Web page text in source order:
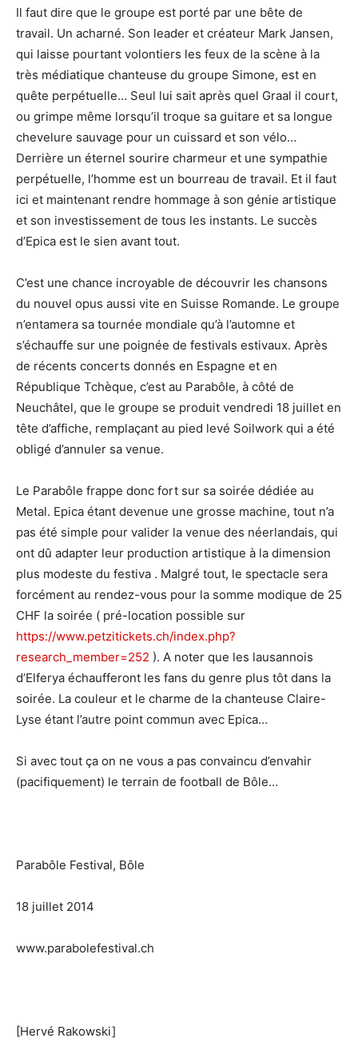
Il faut dire que le groupe est porté par une bête de
travail. Un acharné. Son leader et créateur Mark Jansen,
qui laisse pourtant volontiers les feux de la scène à la
très médiatique chanteuse du groupe Simone, est en
quête perpétuelle… Seul lui sait après quel Graal il court,
ou grimpe même lorsqu’il troque sa guitare et sa longue
chevelure sauvage pour un cuissard et son vélo…
Derrière un éternel sourire charmeur et une sympathie
perpétuelle, l’homme est un bourreau de travail. Et il faut
ici et maintenant rendre hommage à son génie artistique
et son investissement de tous les instants. Le succès
d’Epica est le sien avant tout.
C’est une chance incroyable de découvrir les chansons
du nouvel opus aussi vite en Suisse Romande. Le groupe
n’entamera sa tournée mondiale qu’à l’automne et
s’échauffe sur une poignée de festivals estivaux. Après
de récents concerts donnés en Espagne et en
République Tchèque, c’est au Parabôle, à côté de
Neuchâtel, que le groupe se produit vendredi 18 juillet en
tête d’affiche, remplaçant au pied levé Soilwork qui a été
obligé d’annuler sa venue.
Le Parabôle frappe donc fort sur sa soirée dédiée au
Metal. Epica étant devenue une grosse machine, tout n’a
pas été simple pour valider la venue des néerlandais, qui
ont dû adapter leur production artistique à la dimension
plus modeste du festiva . Malgré tout, le spectacle sera
forcément au rendez-vous pour la somme modique de 25
CHF la soirée ( pré-location possible sur
https://www.petzitickets.ch/index.php?
research_member=252 ). A noter que les lausannois
d’Elferya échaufferont les fans du genre plus tôt dans la
soirée. La couleur et le charme de la chanteuse Claire-
Lyse étant l’autre point commun avec Epica…
Si avec tout ça on ne vous a pas convaincu d’envahir
(pacifiquement) le terrain de football de Bôle…
Parabôle Festival, Bôle
18 juillet 2014
www.parabolefestival.ch
[Hervé Rakowski]